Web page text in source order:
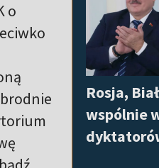
Rosja,
wspólnie
o